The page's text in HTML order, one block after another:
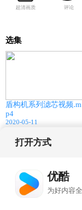
超清画质 评论
选集
盾构机系列滤芯视频.m
p4
2020-05-11
打开方式
优酷
为好内容